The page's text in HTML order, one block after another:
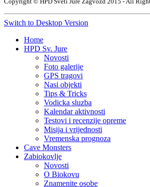
Switch to Desktop Version
Home
HPD Sv. Jure
Novosti
Foto galerije
GPS tragovi
Nasi objekti
Tips & Tricks
Vodicka sluzba
Kalendar aktivnosti
Testovi i recenzije opreme
Misija i vrijednosti
Vremenska prognoza
Cave Monsters
Zabiokovlje
Novosti
O Biokovu
Znamenite osobe